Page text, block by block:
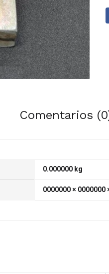
Comentarios
0.000000 kg
0000000 × 0000000